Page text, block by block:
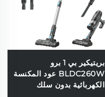
بريتيكير بي 1 برو
BLDC260W عود المكنسة
الكهربائية بدون سلك